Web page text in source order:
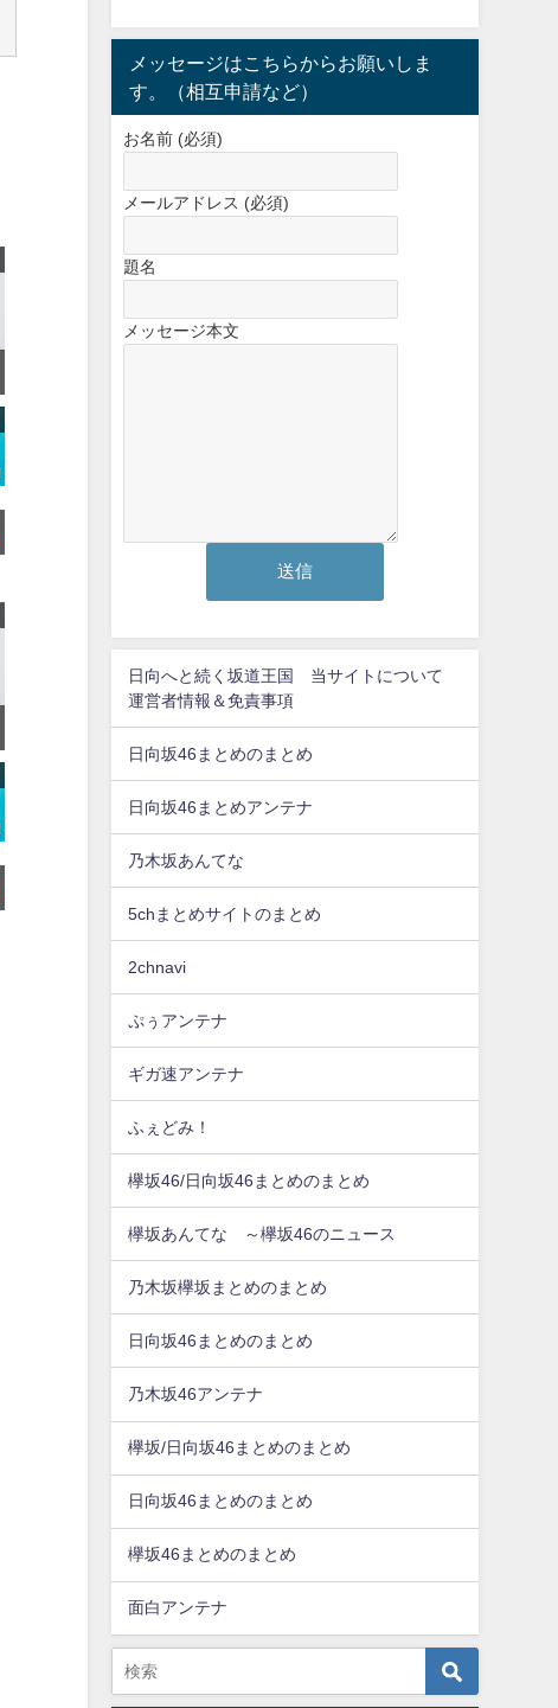
メッセージはこちらからお願いしま
す。（相互申請など）
お名前 (必須)
メールアドレス (必須)
題名
メッセージ本文
日向へと続く坂道王国 当サイトについて
運営者情報＆免責事項
日向坂46まとめのまとめ
日向坂46まとめアンテナ
乃木坂あんてな
5chまとめサイトのまとめ
2chnavi
ぷぅアンテナ
ギガ速アンテナ
ふぇどみ！
欅坂46/日向坂46まとめのまとめ
欅坂あんてな ～欅坂46のニュース
乃木坂欅坂まとめのまとめ
日向坂46まとめのまとめ
乃木坂46アンテナ
欅坂/日向坂46まとめのまとめ
日向坂46まとめのまとめ
欅坂46まとめのまとめ
面白アンテナ